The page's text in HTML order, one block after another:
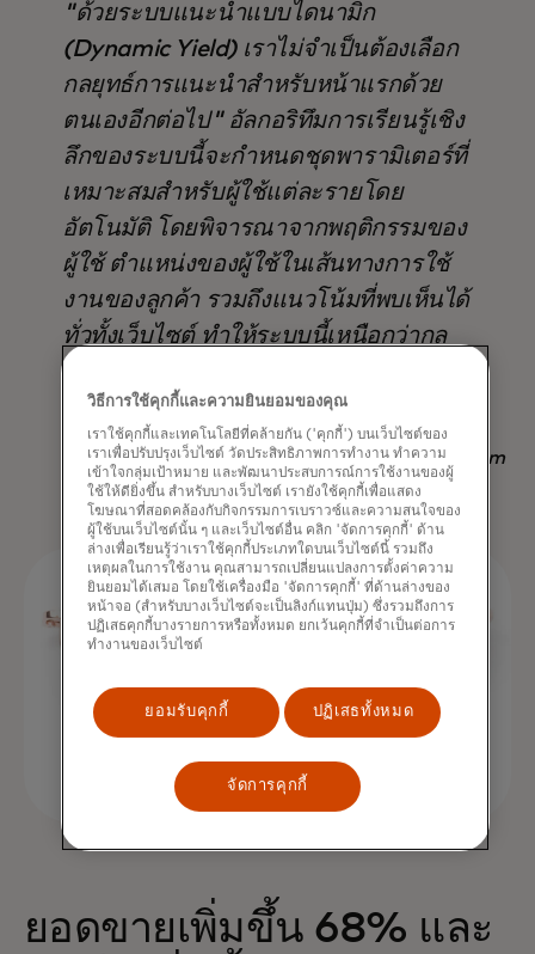
"ด้วยระบบแนะนำแบบไดนามิก
(Dynamic Yield) เราไม่จำเป็นต้องเลือก
กลยุทธ์การแนะนำสำหรับหน้าแรกด้วย
ตนเองอีกต่อไป" อัลกอริทึมการเรียนรู้เชิง
ลึกของระบบนี้จะกำหนดชุดพารามิเตอร์ที่
เหมาะสมสำหรับผู้ใช้แต่ละรายโดย
อัตโนมัติ โดยพิจารณาจากพฤติกรรมของ
ผู้ใช้ ตำแหน่งของผู้ใช้ในเส้นทางการใช้
งานของลูกค้า รวมถึงแนวโน้มที่พบเห็นได้
ทั่วทั้งเว็บไซต์ ทำให้ระบบนี้เหนือกว่ากล
ผลลัพธ์ แต่ยังช่วยประหยัดเวลาอีกด้วย
Nadav Yekutiel, Head of Data, GlassesUSA.com
ยอดขายเพิ่มขึ้น 68% และ
วิธีการใช้คุกกี้และความยินยอมของคุณ
เราใช้คุกกี้และเทคโนโลยีที่คล้ายกัน ('คุกกี้') บนเว็บไซต์ของ
เราเพื่อปรับปรุงเว็บไซต์ วัดประสิทธิภาพการทำงาน ทำความ
เข้าใจกลุ่มเป้าหมาย และพัฒนาประสบการณ์การใช้งานของผู้
ใช้ให้ดียิ่งขึ้น สำหรับบางเว็บไซต์ เรายังใช้คุกกี้เพื่อแสดง
โฆษณาที่สอดคล้องกับกิจกรรมการเบราวซ์และความสนใจของ
ผู้ใช้บนเว็บไซต์นั้น ๆ และเว็บไซต์อื่น คลิก 'จัดการคุกกี้' ด้าน
ล่างเพื่อเรียนรู้ว่าเราใช้คุกกี้ประเภทใดบนเว็บไซต์นี้ รวมถึง
เหตุผลในการใช้งาน คุณสามารถเปลี่ยนแปลงการตั้งค่าความ
ยินยอมได้เสมอ โดยใช้เครื่องมือ 'จัดการคุกกี้' ที่ด้านล่างของ
หน้าจอ (สำหรับบางเว็บไซต์จะเป็นลิงก์แทนปุ่ม) ซึ่งรวมถึงการ
ปฏิเสธคุกกี้บางรายการหรือทั้งหมด ยกเว้นคุกกี้ที่จำเป็นต่อการ
ทำงานของเว็บไซต์
ยอมรับคุกกี้ ปฏิเสธทั้งหมด
จัดการคุกกี้